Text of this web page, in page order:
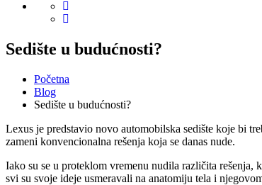
Sedište u budućnosti?
Početna
Blog
Sedište u budućnosti?
Lexus je predstavio novo automobilska sedište koje bi
zameni konvencionalna rešenja koja se danas nude.
Iako su se u proteklom vremenu nudila različita rešenja,
svi su svoje ideje usmeravali na anatomiju tela i